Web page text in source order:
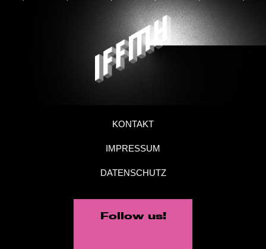
KONTAKT
IMPRESSUM
DATENSCHUTZ
Follow us!